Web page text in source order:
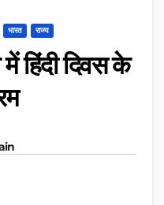
भारत राज्य
हिंदी दिवस के